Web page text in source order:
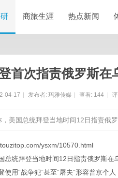
商旅生涯 热点新闻
首次指责俄罗斯在
04-17 发布者: 玛雅传媒 查看: 144
美国总统拜登当地时间12日指责俄罗
ysxm/10570.html
总统拜登当地时间12日指责俄罗斯
用“战争犯”甚至“屠夫”形容普京个人